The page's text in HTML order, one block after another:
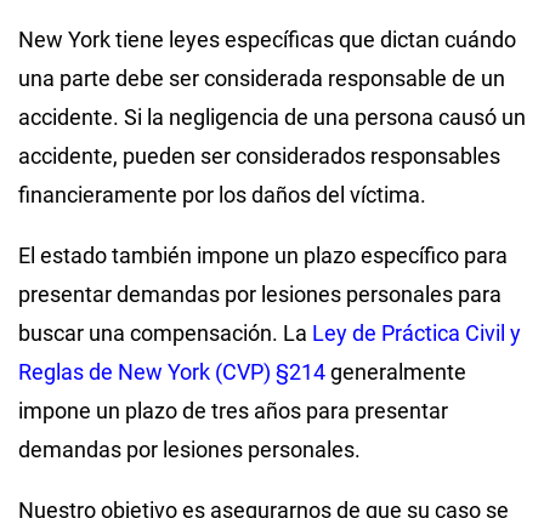
New York tiene leyes específicas que dictan cuándo
una parte debe ser considerada responsable de un
accidente. Si la negligencia de una persona causó un
accidente, pueden ser considerados responsables
financieramente por los daños del víctima.
El estado también impone un plazo específico para
presentar demandas por lesiones personales para
buscar una compensación. La Ley de Práctica Civil y
Reglas de New York (CVP) §214generalmente
impone un plazo de tres años para presentar
demandas por lesiones personales.
Nuestro objetivo es asegurarnos de que su caso se